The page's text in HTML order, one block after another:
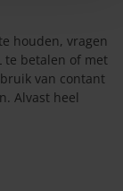
houden, vragen
te betalen of met
van contant
Alvast heel